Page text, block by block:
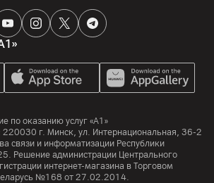
по оказанию услуг «А1»
220030 г. Минск, ул. Интернациональная, 36-2
связи и информатизации Республики
Решение администрации Центрального
интернет-магазина в Торговом
№168 от 27.02.2014.